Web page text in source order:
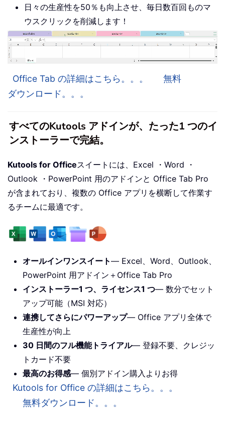
日々の生産性を50％も向上させ、毎日数百回ものマ
ウスクリックを削減します！
Office Tab の詳細はこちら。。。
無料
ダウンロード。。。
すべてのKutools アドインが、たった1 つのイ
ンストーラーで完結。
Kutools for Officeスイートには、Excel ・Word ・
Outlook ・PowerPoint 用のアドインと Office Tab Pro
が含まれており、複数の Office アプリを横断して作業す
るチームに最適です。
オールインワンスイート— Excel、Word、Outlook、
PowerPoint 用アドイン＋Office Tab Pro
インストーラー1 つ、ライセンス1 つ— 数分でセット
アップ可能（MSI 対応）
連携してさらにパワーアップ— Office アプリ全体で
生産性が向上
30 日間のフル機能トライアル— 登録不要、クレジッ
トカード不要
最高のお得感— 個別アドイン購入よりお得
Kutools for Office の詳細はこちら。。。
無料ダウンロード。。。